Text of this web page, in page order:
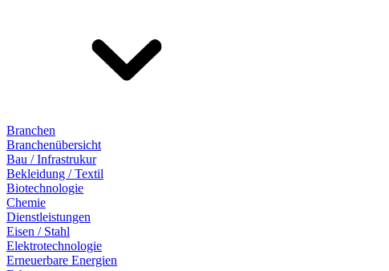
Branchen
Branchenübersicht
Bau / Infrastrukur
Bekleidung / Textil
Biotechnologie
Chemie
Dienstleistungen
Eisen / Stahl
Elektrotechnologie
Erneuerbare Energien